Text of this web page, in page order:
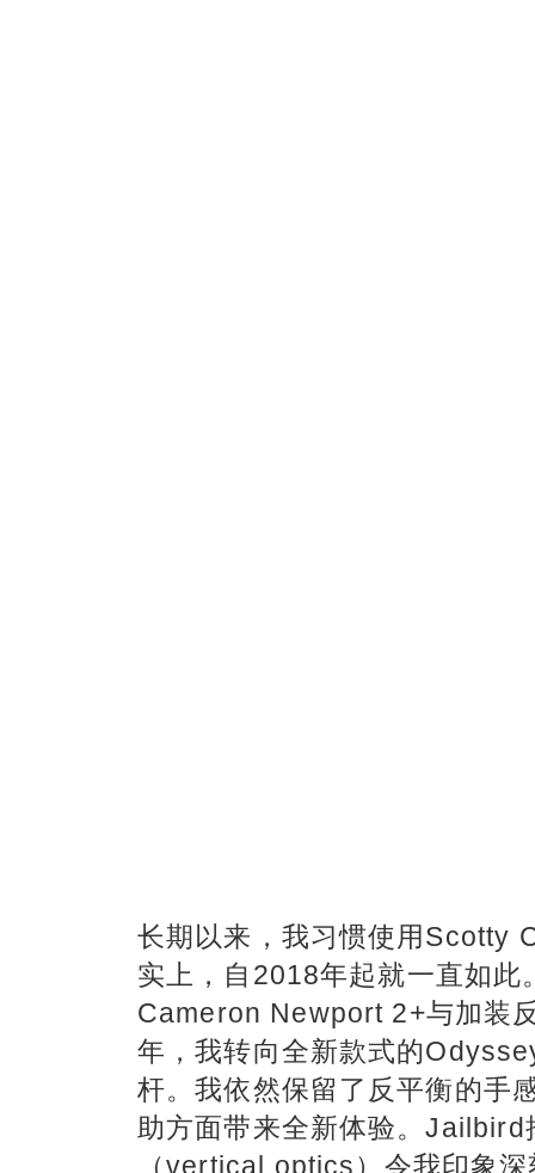
长期以来，我习惯使用
实上，自2018年起就一直如
Cameron Newport 2+与加装
年，我转向全新款式的
杆。我依然保留了反平衡的手
助方面带来全新体验。
（vertical optics）令我印象